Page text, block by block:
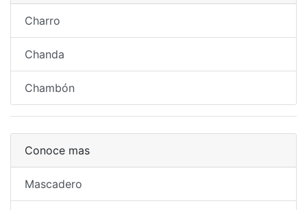
Charro
Chanda
Chambón
Conoce mas
Mascadero